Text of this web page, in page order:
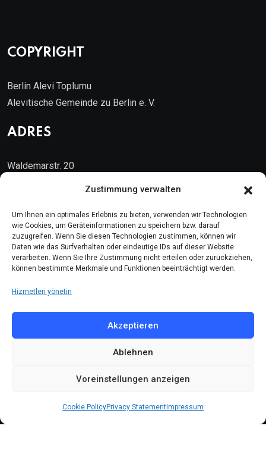
Zustimmung verwalten
Um Ihnen ein optimales Erlebnis zu bieten, verwenden wir Technologien
wie Cookies, um Geräteinformationen zu speichern bzw. darauf
zuzugreifen. Wenn Sie diesen Technologien zustimmen, können wir
Daten wie das Surfverhalten oder eindeutige IDs auf dieser Website
verarbeiten. Wenn Sie Ihre Zustimmung nicht erteilen oder zurückziehen,
können bestimmte Merkmale und Funktionen beeinträchtigt werden.
Hizmetleri yönetin
Akzeptieren
Ablehnen
Voreinstellungen anzeigen
Cookie PolicyPrivacy Statement Impressum
COPYRIGHT
Berlin Alevi Toplumu
Alevitische Gemeinde zu Berlin e. V.
ADRES
Waldemarstr. 20
Kontakt
Telefon: (030) 616 58 700
Faks : (030) 616 58 395
E-Posta: cemevi@alevi.org